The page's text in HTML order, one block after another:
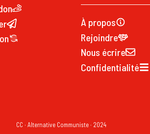
À propos
Rejoindre
Nous écrire
Confidentialité
CC · Alternative Communiste · 2024